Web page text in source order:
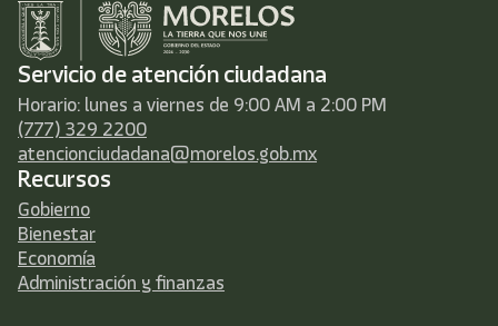
Servicio de atención ciudadana
Horario: lunes a viernes de 9:00 AM a 2:00 PM
(777) 329 2200
atencionciudadana@morelos.gob.mx
Recursos
Gobierno
Bienestar
Economía
Administración y finanzas